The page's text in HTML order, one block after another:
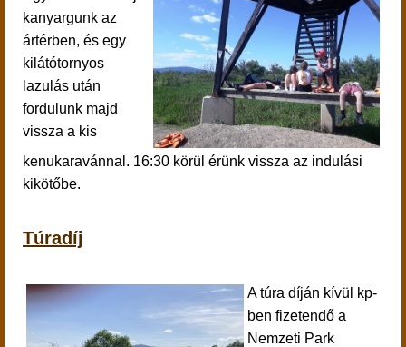
kanyargunk az
ártérben, és egy
kilátótornyos
lazulás után
fordulunk majd
vissza a kis
kenukaravánnal. 16:30 körül érünk vissza az indulási
kikötőbe.
Túradíj
A túra díján kívül kp-
ben fizetendő a
Nemzeti Park